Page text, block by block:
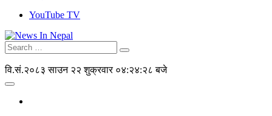
YouTube TV
वि.सं.२०८३ साउन २२ शुक्रवार ०४:२४:२८ बजे